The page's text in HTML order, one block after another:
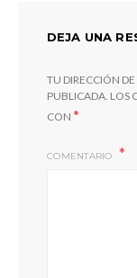
DEJA UNA
TU DIRECCIÓN
PUBLICADA. LOS
CON *
COMENTARIO